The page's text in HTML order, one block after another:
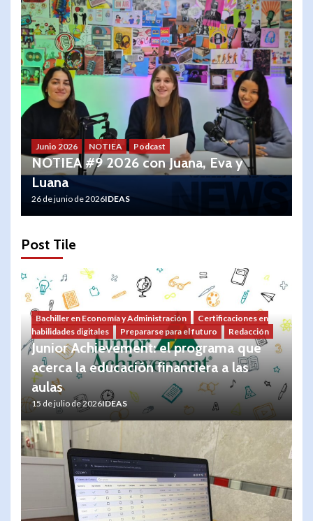
Junio 2026 NOTIEA Podcast
NOTIEA #9 2026 con Juana, Eva y
Luana
26 de junio de 2026IDEAS
Post Tile
Bachiller en Economía y Administración
Certificaciones en
habilidades digitales
Prepararse para el futuro Redacción
Junior Achievement: el programa que
acerca la educación financiera a las
aulas
15 de julio de 2026IDEAS